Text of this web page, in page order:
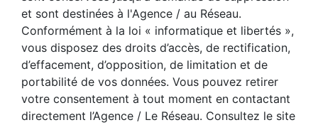
et sont destinées à l'Agence / au Réseau.
Conformément à la loi « informatique et libertés »,
vous disposez des droits d’accès, de rectification,
d’effacement, d’opposition, de limitation et de
portabilité de vos données. Vous pouvez retirer
votre consentement à tout moment en contactant
directement l’Agence / Le Réseau. Consultez le site